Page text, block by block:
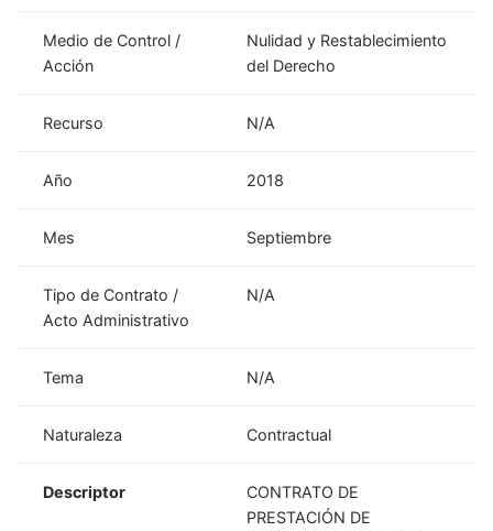
Medio de Control /
Acción
Nulidad y Restablecimiento
del Derecho
Recurso N/A
Año 2018
Mes Septiembre
Tipo de Contrato /
Acto Administrativo
N/A
Tema N/A
Naturaleza Contractual
Descriptor
CONTRATO DE
PRESTACIÓN DE